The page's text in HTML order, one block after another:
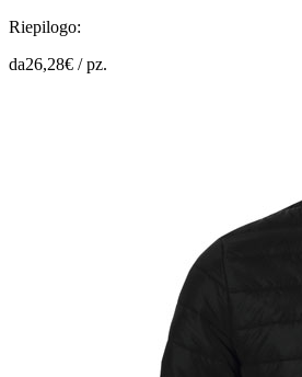
Riepilogo:
da26,28€ /pz.